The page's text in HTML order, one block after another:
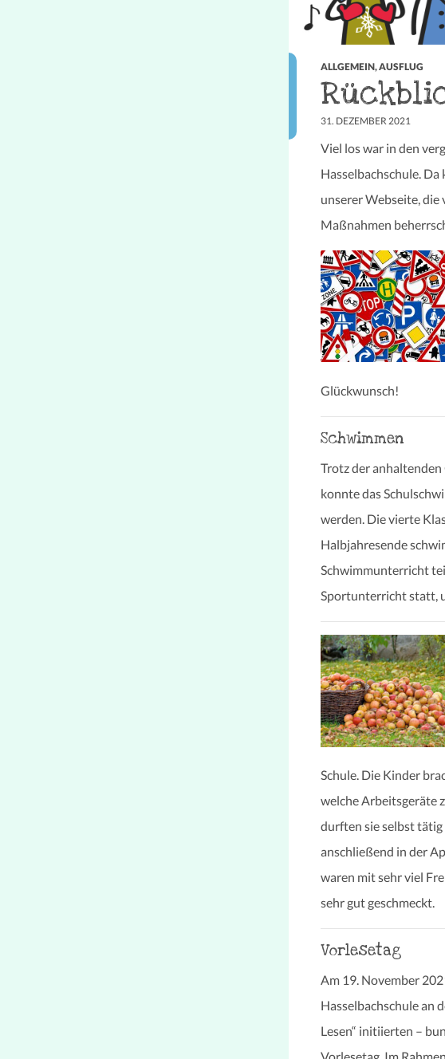
ALLGEMEIN,AUSFLUG
31. DEZEMBER 2021
Viel los war in den
Hasselbachschule.
unserer Webseite, die
Maßnahmen
Glückwunsch!
Schwimmen
Trotz der
konnte das
werden. Die vierte
Halbjahresende
Schwimmunterricht
Sportunterricht statt,
Schule. Die Kinder
welche Arbeitsgeräte
durften sie selbst
anschließend in der
waren mit sehr viel
sehr gut geschmeckt.
Vorlesetag
Am 19. November
Hasselbachschule an
Lesen“ initiierten –